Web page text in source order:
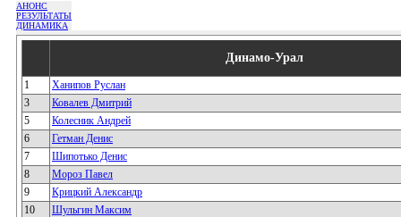
АНОНС
РЕЗУЛЬТАТЫ
ДИНАМИКА
Динамо-Урал
1
Ханипов Руслан
3
Ковалев Дмитрий
5
Колесник Андрей
6
Гетман Денис
7
Шипотько Денис
8
Мороз Павел
9
Крицкий Александр
10
Шульгин Максим